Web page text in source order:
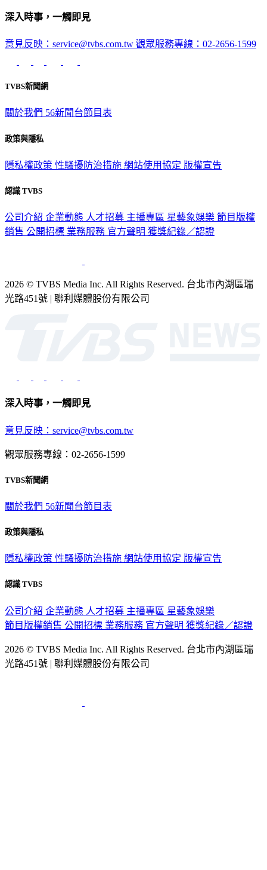
深入時事，一觸即見
意見反映：service@tvbs.com.tw 觀眾服務專線：02-2656-1599
TVBS新聞網
關於我們 56新聞台節目表
政策與隱私
隱私權政策 性騷擾防治措施 網站使用協定 版權宣告
認識 TVBS
公司介紹 企業動態 人才招募 主播專區 星藝象娛樂 節目版權
銷售 公開招標 業務服務 官方聲明 獲獎紀錄／認證
2026 © TVBS Media Inc. All Rights Reserved. 台北市內湖區瑞
光路451號 | 聯利媒體股份有限公司
深入時事，一觸即見
意見反映：service@tvbs.com.tw
觀眾服務專線：02-2656-1599
TVBS新聞網
關於我們 56新聞台節目表
政策與隱私
隱私權政策 性騷擾防治措施 網站使用協定 版權宣告
認識 TVBS
公司介紹 企業動態 人才招募 主播專區 星藝象娛樂
節目版權銷售 公開招標 業務服務 官方聲明 獲獎紀錄／認證
2026 © TVBS Media Inc. All Rights Reserved. 台北市內湖區瑞
光路451號 | 聯利媒體股份有限公司